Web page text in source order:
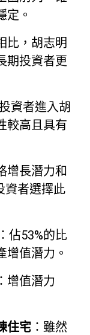
定。
比，胡志明
期投資者更
資者進入胡
較高且具有
增長潛力和
資者選擇此
：佔53%的比
增值潛力。
：增值潛力
住宅 ：雖然